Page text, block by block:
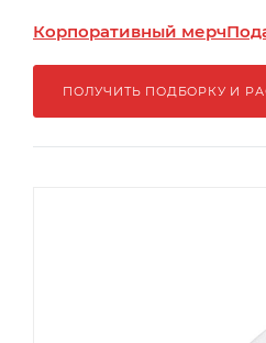
Корпоративный мерч
ПОЛУЧИТЬ ПОДБОРКУ И